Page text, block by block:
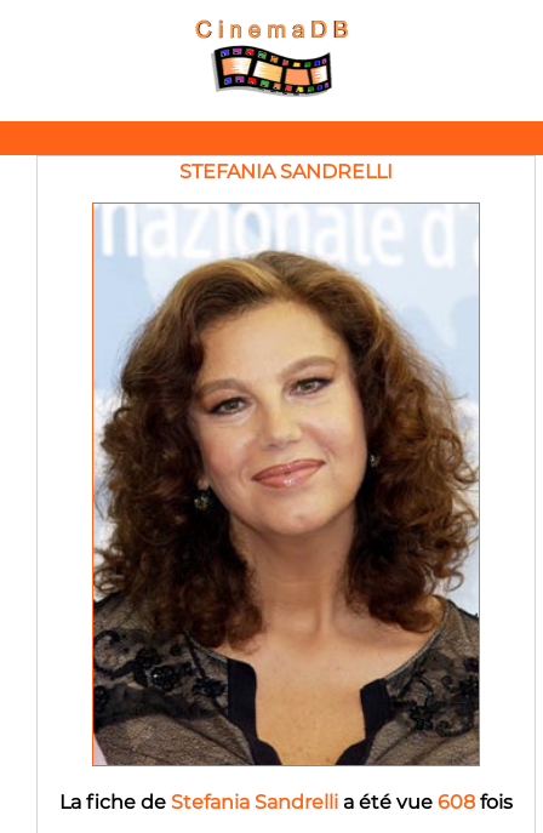
STEFANIA SANDRELLI
La fiche de Stefania Sandrelli a été vue 608 fois